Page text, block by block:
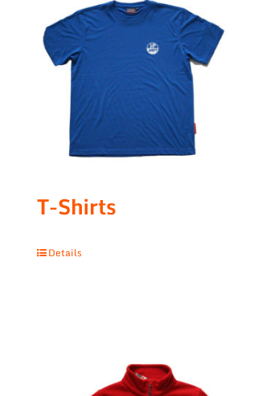
T-Shirts
Details